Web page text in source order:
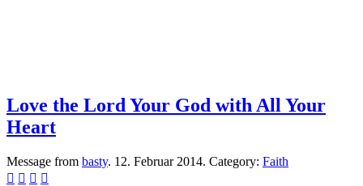
Love the Lord Your God with All Your
Heart
Message from basty. 12. Februar 2014. Category: Faith
   